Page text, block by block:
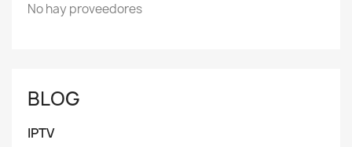
No hay proveedores
BLOG
IPTV